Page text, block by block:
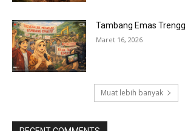
Tambang Emas
Maret 16, 2026
Muat lebih banyak